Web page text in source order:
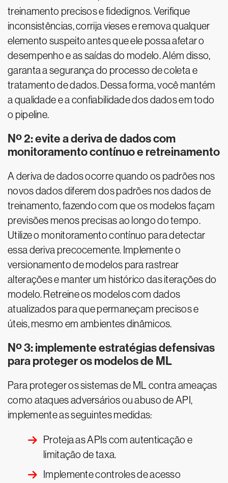
treinamento precisos e fidedignos. Verifique
inconsistências, corrija vieses e remova qualquer
elemento suspeito antes que ele possa afetar o
desempenho e as saídas do modelo. Além disso,
garanta a segurança do processo de coleta e
tratamento de dados. Dessa forma, você mantém
a qualidade e a confiabilidade dos dados em todo
o pipeline.
Nº 2: evite a deriva de dados com
monitoramento contínuo e retreinamento
A deriva de dados ocorre quando os padrões nos
novos dados diferem dos padrões nos dados de
treinamento, fazendo com que os modelos façam
previsões menos precisas ao longo do tempo.
Utilize o monitoramento contínuo para detectar
essa deriva precocemente. Implemente o
versionamento de modelos para rastrear
alterações e manter um histórico das iterações do
modelo. Retreine os modelos com dados
atualizados para que permaneçam precisos e
úteis, mesmo em ambientes dinâmicos.
Nº 3: implemente estratégias defensivas
para proteger os modelos de ML
Para proteger os sistemas de ML contra ameaças
como ataques adversários ou abuso de API,
implemente as seguintes medidas:
Proteja as APIs com autenticação e
limitação de taxa.
Implemente controles de acesso